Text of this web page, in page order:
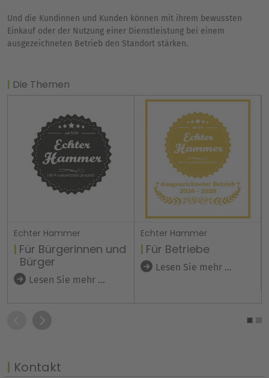
Und die Kundinnen und Kunden können mit ihrem bewussten
Einkauf oder der Nutzung einer Dienstleistung bei einem
ausgezeichneten Betrieb den Standort stärken.
Die Themen
Echter Hammer
Für Bürgerinnen und
Bürger
Lesen Sie mehr ...
Echter Hammer
Für Betriebe
Lesen Sie mehr ...
Kontakt